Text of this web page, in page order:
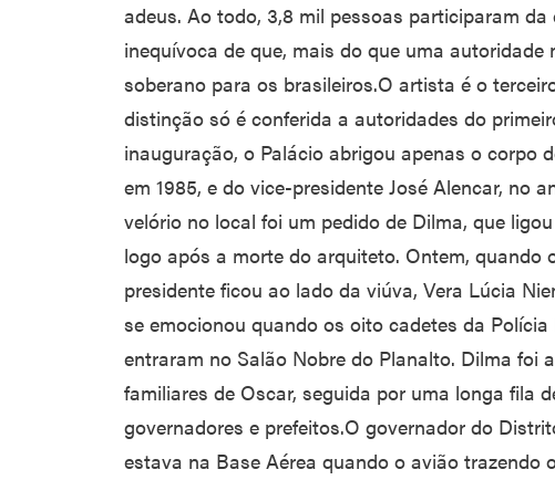
adeus. Ao todo, 3,8 mil pessoas participaram da
inequívoca de que, mais do que uma autoridade
soberano para os brasileiros.O artista é o
distinção só é conferida a autoridades do
inauguração, o Palácio abrigou apenas o corpo
em 1985, e do vice-presidente José Alencar, no
velório no local foi um pedido de Dilma, que
logo após a morte do arquiteto. Ontem, quando
presidente ficou ao lado da viúva, Vera Lúcia
se emocionou quando os oito cadetes da
entraram no Salão Nobre do Planalto. Dilma foi
familiares de Oscar, seguida por uma longa fila
governadores e prefeitos.O governador do
estava na Base Aérea quando o avião trazendo